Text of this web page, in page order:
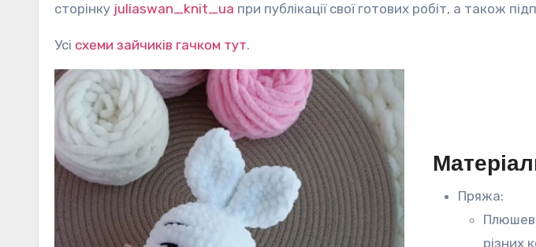
сторінку juliaswan_knit_ua при публікації свої готових робіт, а також
Усі схеми зайчиків гачком тут.
Пряжа:
різних